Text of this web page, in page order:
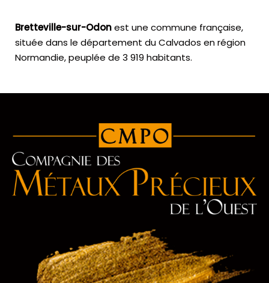
Bretteville-sur-Odonest une commune française,
située dans le département du Calvados en région
Normandie, peuplée de 3 919 habitants.